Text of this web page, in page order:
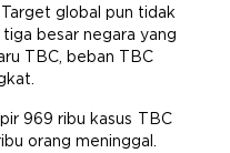
global pun tidak
besar negara yang
TBC, beban TBC
969 ribu kasus TBC
orang meninggal.